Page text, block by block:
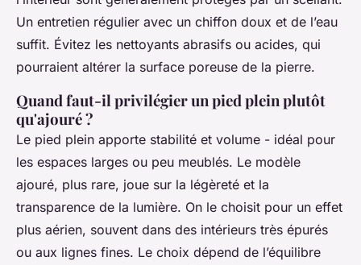
Un entretien régulier avec un chiffon doux et de l’eau
suffit. Évitez les nettoyants abrasifs ou acides, qui
pourraient altérer la surface poreuse de la pierre.
Quand faut-il privilégier un pied plein plutôt
qu'ajouré ?
Le pied plein apporte stabilité et volume - idéal pour
les espaces larges ou peu meublés. Le modèle
ajouré, plus rare, joue sur la légèreté et la
transparence de la lumière. On le choisit pour un effet
plus aérien, souvent dans des intérieurs très épurés
ou aux lignes fines. Le choix dépend de l’équilibre